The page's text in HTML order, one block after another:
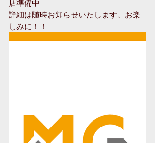
店準備中
詳細は随時お知らせいたします、お楽
しみに！！